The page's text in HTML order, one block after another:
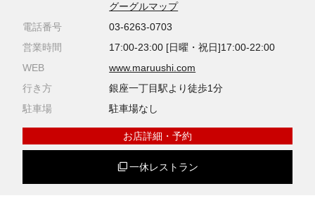
グーグルマップ
電話番号
03-6263-0703
営業時間
17:00-23:00 [日曜・祝日]17:00-22:00
WEB
www.maruushi.com
行き方
銀座一丁目駅より徒歩1分
駐車場
駐車場なし
お店詳細・予約
一休レストラン